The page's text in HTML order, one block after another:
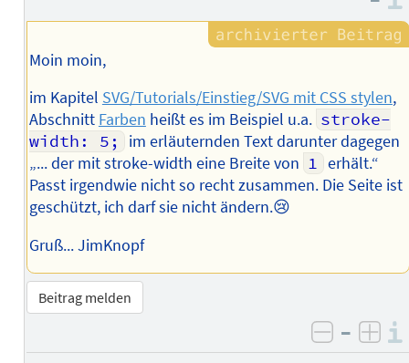
Moin moin,
im Kapitel SVG/Tutorials/Einstieg/SVG mit CSS stylen,
Abschnitt Farben heißt es im Beispiel u.a. stroke-
width: 5;
im erläuternden Text darunter dagegen
„... der mit stroke-width eine Breite von 1 erhält.“
Passt irgendwie nicht so recht zusammen. Die Seite ist
geschützt, ich darf sie nicht ändern.😢
Gruß... JimKnopf
Beitrag melden
negativ
–